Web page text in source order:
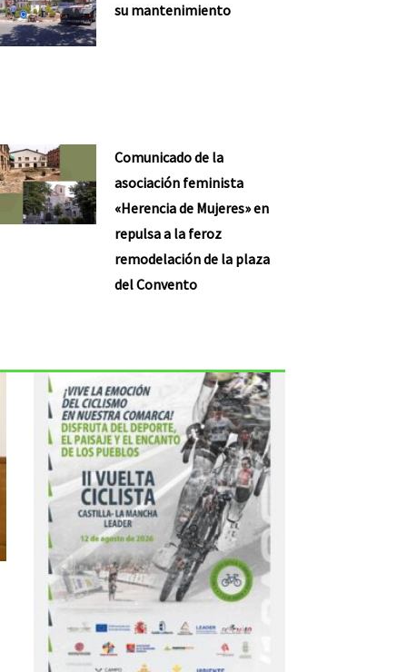
su mantenimiento
Comunicado de la
asociación feminista
«Herencia de Mujeres» en
repulsa a la feroz
remodelación de la plaza
del Convento